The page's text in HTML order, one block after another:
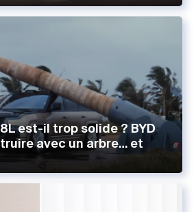
est-il trop solide ? BYD
avec un arbre… et